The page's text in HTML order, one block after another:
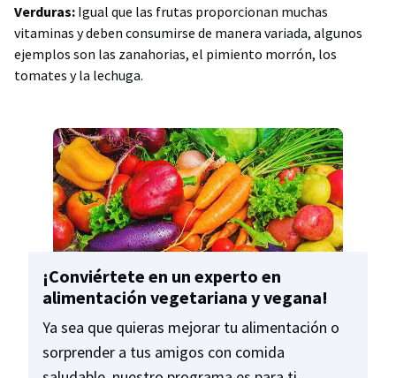
Verduras: Igual que las frutas proporcionan muchas
vitaminas y deben consumirse de manera variada, algunos
ejemplos son las zanahorias, el pimiento morrón, los
tomates y la lechuga.
¡Conviértete en un experto en
alimentación vegetariana y vegana!
Ya sea que quieras mejorar tu alimentación o
sorprender a tus amigos con comida